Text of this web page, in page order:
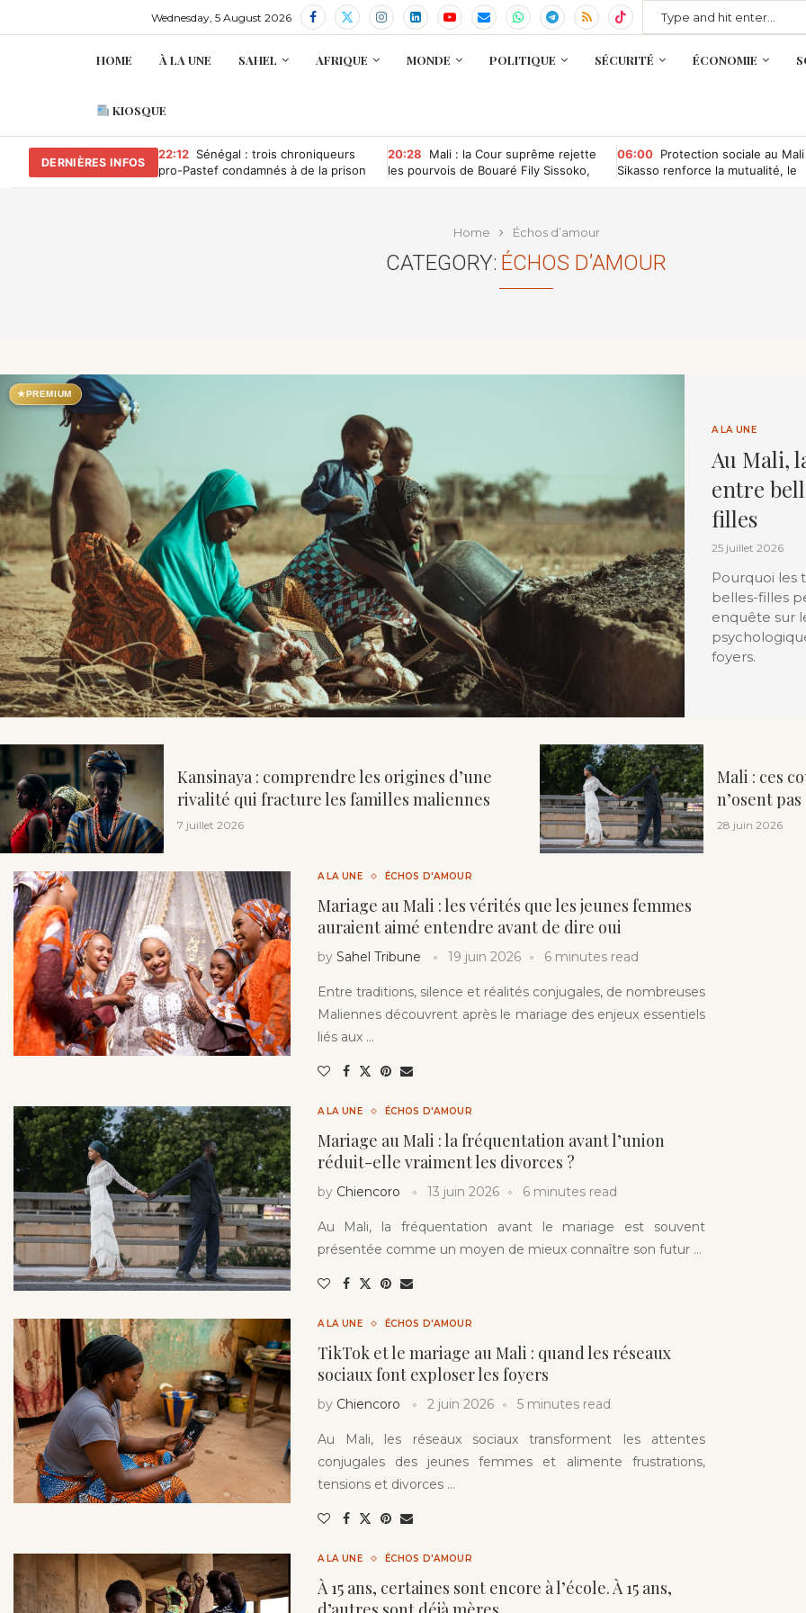
Wednesday, 5 August 2026
HOME À LA UNE SAHEL AFRIQUE MONDE POLITIQUE SÉCURITÉ ÉCONOMIE
KIOSQUE
DERNIÈRES INFOS
22:12 Sénégal : trois chroniqueurs
pro-Pastef condamnés à de la prison
20:28
Mali : la Cour suprême rejette
les pourvois de Bouaré Fily Sissoko,
06:00 Protection sociale au
Sikasso renforce la mutualité, le
Home Échos d’amour
CATEGORY: ÉCHOS D’AMOUR
★ PREMIUM
A LA UNE
Au Mali,
entre
filles
25 juillet 2026
Pourquoi les
belles-filles
enquête sur
foyers.
Kansinaya : comprendre les origines d’une
rivalité qui fracture les familles maliennes
7 juillet 2026
Mali : ces
n’osent
28 juin 2026
A LA UNE ÉCHOS D'AMOUR
Mariage au Mali : les vérités que les jeunes femmes
auraient aimé entendre avant de dire oui
by Sahel Tribune 19 juin 2026 6 minutes read
Entre traditions, silence et réalités conjugales, de nombreuses
Maliennes découvrent après le mariage des enjeux essentiels
liés aux …
A LA UNE ÉCHOS D'AMOUR
Mariage au Mali : la fréquentation avant l’union
réduit-elle vraiment les divorces ?
by Chiencoro 13 juin 2026 6 minutes read
Au Mali, la fréquentation avant le mariage est souvent
présentée comme un moyen de mieux connaître son futur …
A LA UNE ÉCHOS D'AMOUR
TikTok et le mariage au Mali : quand les réseaux
sociaux font exploser les foyers
by Chiencoro 2 juin 2026 5 minutes read
Au Mali, les réseaux sociaux transforment les attentes
conjugales des jeunes femmes et alimente frustrations,
tensions et divorces …
A LA UNE ÉCHOS D'AMOUR
À 15 ans, certaines sont encore à l’école. À 15 ans,